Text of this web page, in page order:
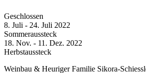
Geschlossen
8. Juli - 24. Juli 2022
Sommeraussteck
18. Nov. - 11. Dez. 2022
Herbstaussteck
Weinbau & Heuriger Familie Sikora-